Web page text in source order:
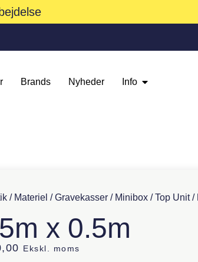
Brands Nyheder Info
/ Materiel /Gravekasser / Minibox /Top Unit/
x 0.5m
Ekskl. moms